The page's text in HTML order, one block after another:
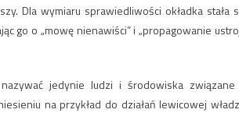
Dla wymiaru sprawiedliwości okładka stała
go o „mowę nienawiści” i „propagowanie
nazywać jedynie ludzi i środowiska
na przykład do działań lewicowej